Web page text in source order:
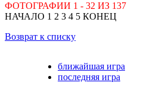
ФОТОГРАФИИ 1 - 32 ИЗ 137
НАЧАЛО 1 2 3 4 5 КОНЕЦ
Возврат к списку
ближайшая игра
последняя игра